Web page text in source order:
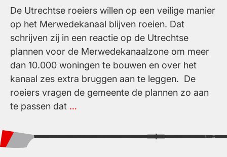
De Utrechtse roeiers willen op een veilige manier
op het Merwedekanaal blijven roeien. Dat
schrijven zij in een reactie op de Utrechtse
plannen voor de Merwedekanaalzone om meer
dan 10.000 woningen te bouwen en over het
kanaal zes extra bruggen aan te leggen. De
roeiers vragen de gemeente de plannen zo aan
te passen dat …
Utrechtse